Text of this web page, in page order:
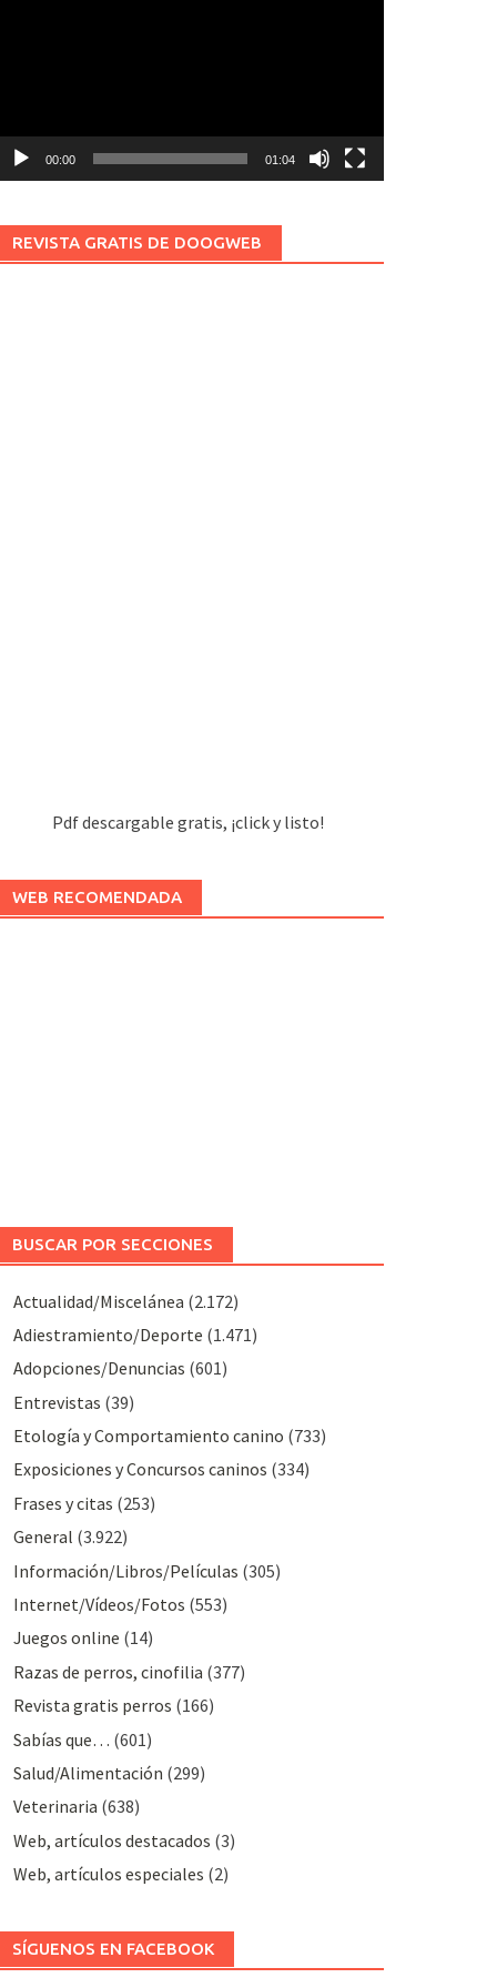
00:00 01:04
REVISTA GRATIS DE DOOGWEB
Pdf descargable gratis, ¡click y listo!
WEB RECOMENDADA
BUSCAR POR SECCIONES
Actualidad/Miscelánea (2.172)
Adiestramiento/Deporte (1.471)
Adopciones/Denuncias (601)
Entrevistas (39)
Etología y Comportamiento canino (733)
Exposiciones y Concursos caninos (334)
Frases y citas (253)
General (3.922)
Información/Libros/Películas (305)
Internet/Vídeos/Fotos (553)
Juegos online (14)
Razas de perros, cinofilia (377)
Revista gratis perros (166)
Sabías que… (601)
Salud/Alimentación (299)
Veterinaria (638)
Web, artículos destacados (3)
Web, artículos especiales (2)
SÍGUENOS EN FACEBOOK